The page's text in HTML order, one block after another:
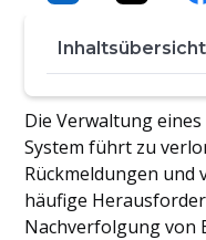
Inhaltsübersicht
Verwendung
Rekrutierungs-
Umstellung
auf
Die Verwaltung
System führt zu
Rückmeldungen und
häufige
Nachverfolgung von